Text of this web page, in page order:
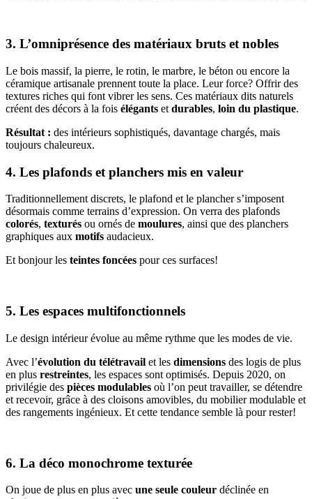
3. L’omniprésence des matériaux bruts et nobles
Le bois massif, la pierre, le rotin, le marbre, le béton ou encore la
céramique artisanale prennent toute la place. Leur force? Offrir des
textures riches qui font vibrer les sens. Ces matériaux dits naturels
créent des décors à la fois élégants et durables, loin du plastique.
Résultat : des intérieurs sophistiqués, davantage chargés, mais
toujours chaleureux.
4. Les plafonds et planchers mis en valeur
Traditionnellement discrets, le plafond et le plancher s’imposent
désormais comme terrains d’expression. On verra des plafonds
colorés, texturés ou ornés de moulures, ainsi que des planchers
graphiques aux motifs audacieux.
Et bonjour les teintes foncées pour ces surfaces!
5. Les espaces multifonctionnels
Le design intérieur évolue au même rythme que les modes de vie.
Avec l’évolution du télétravail et les dimensions des logis de plus
en plus restreintes, les espaces sont optimisés. Depuis 2020, on
privilégie des pièces modulables où l’on peut travailler, se détendre
et recevoir, grâce à des cloisons amovibles, du mobilier modulable et
des rangements ingénieux. Et cette tendance semble là pour rester!
6. La déco monochrome texturée
On joue de plus en plus avec une seule couleur déclinée en